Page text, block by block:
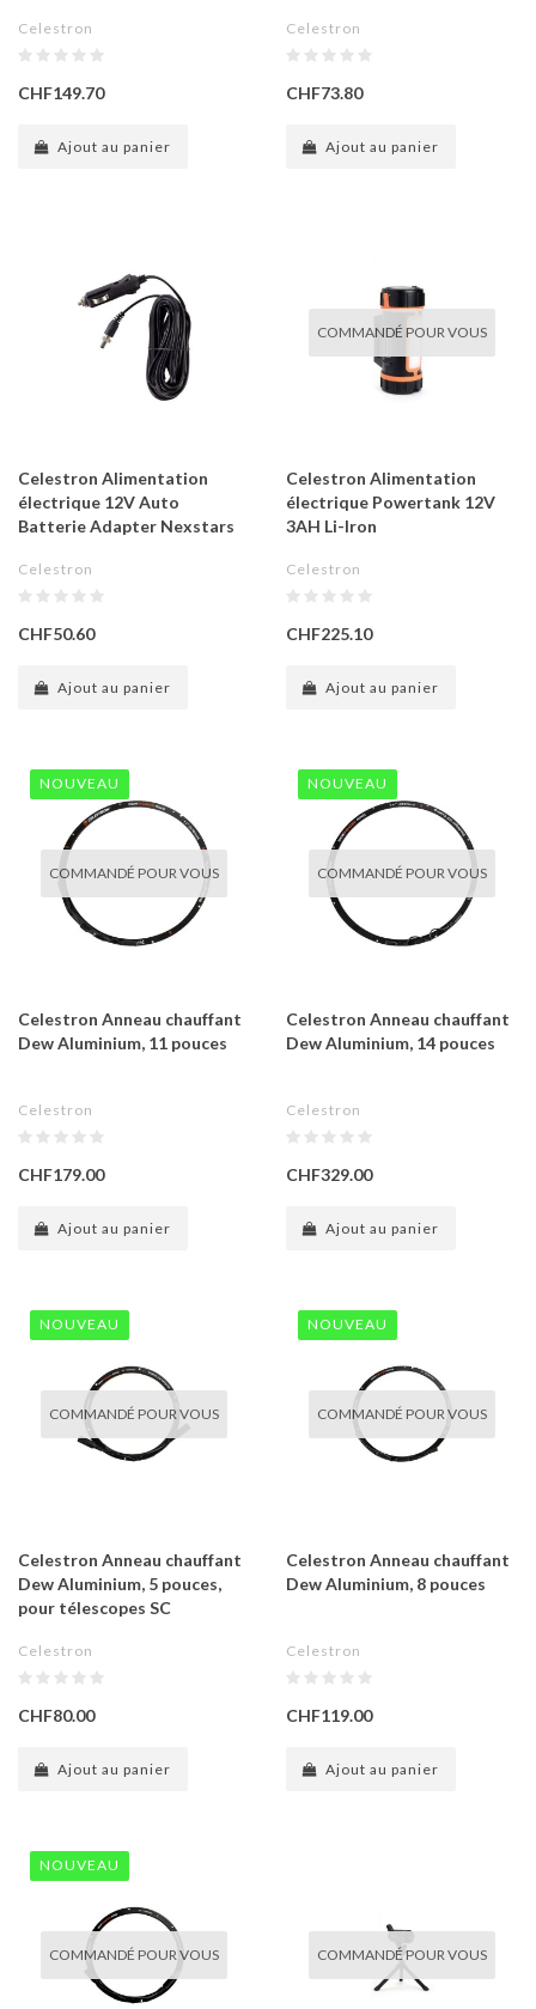
Celestron
CHF149.70
Ajout au panier
Celestron
CHF73.80
Ajout au panier
Celestron Alimentation
électrique 12V Auto
Batterie Adapter Nexstars
Celestron
CHF50.60
Ajout au panier
COMMANDÉ POUR VOUS
Celestron Alimentation
électrique Powertank 12V
3AH Li-Iron
Celestron
CHF225.10
Ajout au panier
COMMANDÉ POUR VOUS
NOUVEAU
Celestron Anneau chauffant
Dew Aluminium, 11 pouces
Celestron
CHF179.00
Ajout au panier
COMMANDÉ POUR VOUS
NOUVEAU
Celestron Anneau chauffant
Dew Aluminium, 14 pouces
Celestron
CHF329.00
Ajout au panier
COMMANDÉ POUR VOUS
NOUVEAU
Celestron Anneau chauffant
Dew Aluminium, 5 pouces,
pour télescopes SC
Celestron
CHF80.00
Ajout au panier
COMMANDÉ POUR VOUS
NOUVEAU
Celestron Anneau chauffant
Dew Aluminium, 8 pouces
Celestron
CHF119.00
Ajout au panier
COMMANDÉ POUR VOUS
NOUVEAU
COMMANDÉ POUR VOUS